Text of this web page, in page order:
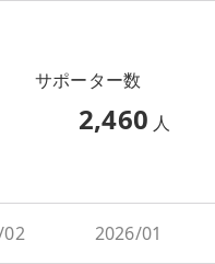
サポーター数
2,460 人
02 2026/01